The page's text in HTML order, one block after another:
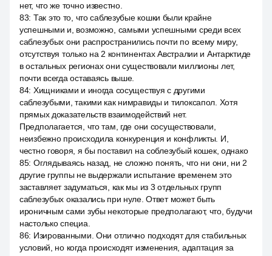
нет, что же точно известно.
83: Так это то, что саблезубые кошки были крайне
успешными и, возможно, самыми успешными среди всех
саблезубых они распространились почти по всему миру,
отсутствуя только на 2 континентах Австралии и Антарктиде
в остальных регионах они существовали миллионы лет,
почти всегда оставаясь выше.
84: Хищниками и иногда сосуществуя с другими
саблезубыми, такими как нимравиды и тилоксапол. Хотя
прямых доказательств взаимодействий нет.
Предполагается, что там, где они сосуществовали,
неизбежно происходила конкуренция и конфликты. И,
честно говоря, я бы поставил на соблезубый кошек, однако
85: Оглядываясь назад, не сложно понять, что ни они, ни 2
другие группы не выдержали испытание временем это
заставляет задуматься, как мы из 3 отдельных групп
саблезубых оказались при нуле. Ответ может быть
ироничным сами зубы некоторые предполагают, что, будучи
настолько специа.
86: Изированными. Они отлично подходят для стабильных
условий, но когда происходят изменения, адаптация за